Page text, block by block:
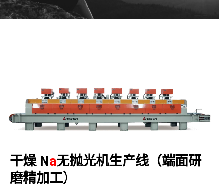
干燥 Na无抛光机生产线（端面研
磨精加工）